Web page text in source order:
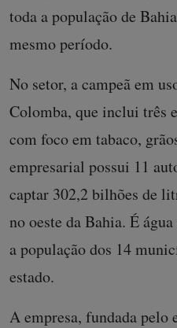
toda a população de
mesmo período.
No setor, a campeã em
Colomba, que inclui três
com foco em tabaco,
empresarial possui 11
captar 302,2 bilhões de
no oeste da Bahia. É
a população dos 14
estado.
A empresa, fundada pelo